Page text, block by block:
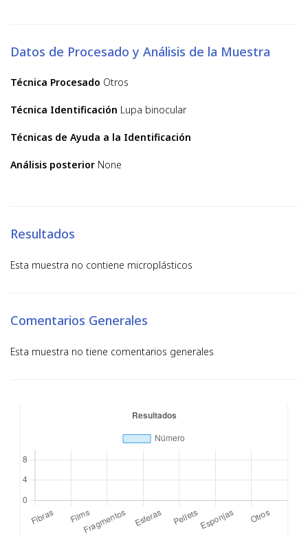
Datos de Procesado y Análisis de la Muestra
Técnica Procesado Otros
Técnica Identificación Lupa binocular
Técnicas de Ayuda a la Identificación
Análisis posterior None
Resultados
Esta muestra no contiene microplásticos
Comentarios Generales
Esta muestra no tiene comentarios generales